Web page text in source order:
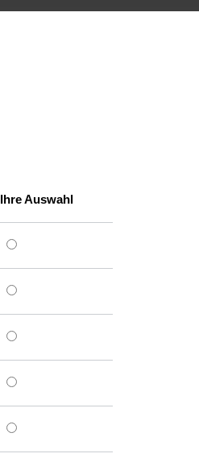
Ihre Auswahl